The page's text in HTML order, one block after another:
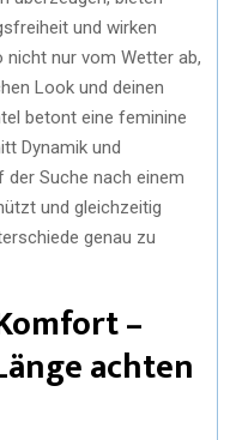
und wirken
nicht nur vom Wetter ab,
Look und deinen
betont eine feminine
Dynamik und
Suche nach einem
und gleichzeitig
genau zu
–
achten